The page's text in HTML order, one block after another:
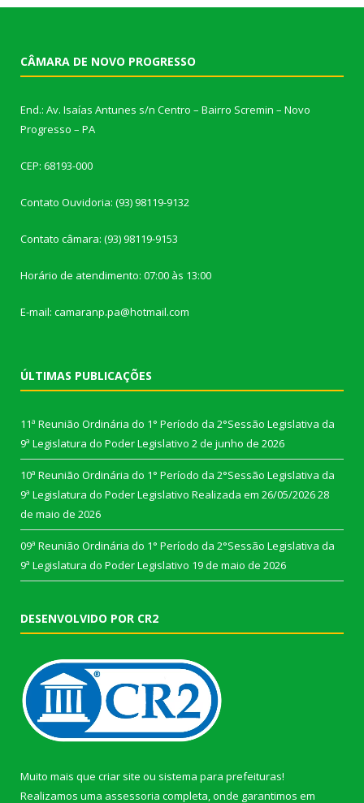
CÂMARA DE NOVO PROGRESSO
End.: Av. Isaías Antunes s/n Centro – Bairro Scremin – Novo
Progresso – PA
CEP: 68193-000
Contato Ouvidoria: (93) 98119-9132
Contato câmara: (93) 98119-9153
Horário de atendimento: 07:00 às 13:00
E-mail: camaranp.pa@hotmail.com
ÚLTIMAS PUBLICAÇÕES
11ª Reunião Ordinária do 1° Período da 2°Sessão Legislativa da
9ª Legislatura do Poder Legislativo 2 de junho de 2026
10ª Reunião Ordinária do 1° Período da 2°Sessão Legislativa da
9ª Legislatura do Poder Legislativo Realizada em 26/05/202628
de maio de 2026
09ª Reunião Ordinária do 1° Período da 2°Sessão Legislativa da
9ª Legislatura do Poder Legislativo 19 de maio de 2026
DESENVOLVIDO POR CR2
Muito mais que criar site ou sistema para prefeituras!
Realizamos uma assessoria completa, onde garantimos em